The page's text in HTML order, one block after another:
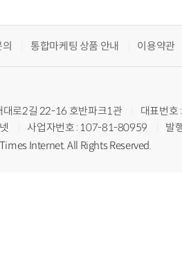
통합마케팅 상품 안내 이용약관
대로2길 22-16 호반파크1관
대표번
사업자번호 : 107-81-80959
발
Internet. All Rights Reserved.